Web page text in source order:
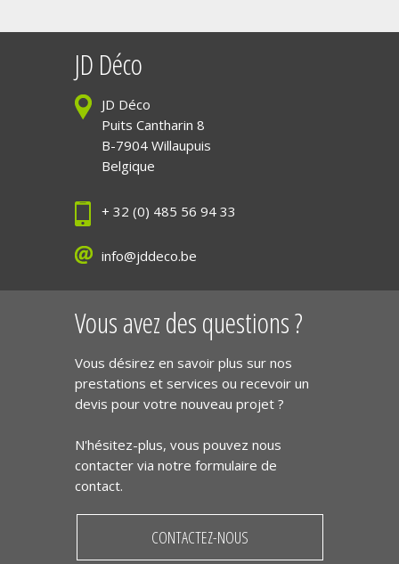
JD Déco
JD Déco
Puits Cantharin 8
B-7904 Willaupuis
Belgique
+ 32 (0) 485 56 94 33
info@jddeco.be
Vous avez des questions ?
Vous désirez en savoir plus sur nos
prestations et services ou recevoir un
devis pour votre nouveau projet ?
N'hésitez-plus, vous pouvez nous
contacter via notre formulaire de
contact.
CONTACTEZ-NOUS